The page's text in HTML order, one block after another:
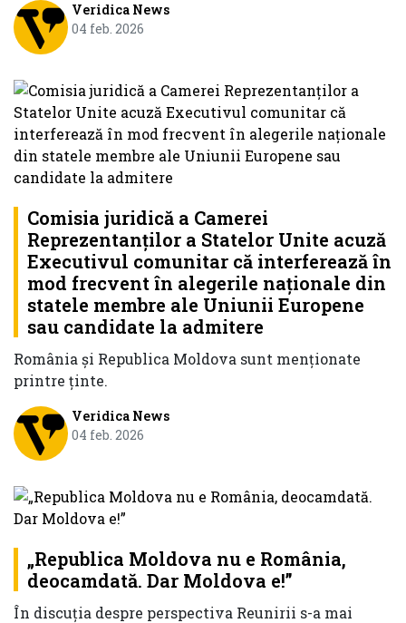
Veridica News
04 feb. 2026
Comisia juridică a Camerei
Reprezentanţilor a Statelor Unite acuză
Executivul comunitar că interferează în
mod frecvent în alegerile naţionale din
statele membre ale Uniunii Europene
sau candidate la admitere
România și Republica Moldova sunt menționate
printre ținte.
Veridica News
04 feb. 2026
„Republica Moldova nu e România,
deocamdată. Dar Moldova e!”
În discuția despre perspectiva Reunirii s-a mai